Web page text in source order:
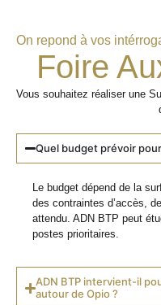
On repond à vos
Foire
Vous souhaitez réaliser une
Quel budget prévoir
Le budget dépend de la
des contraintes d’accès,
attendu. ADN BTP peut
postes prioritaires.
ADN BTP intervient-il
autour de Opio ?